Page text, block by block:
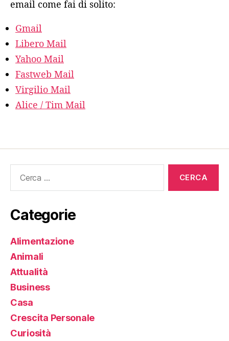
email come fai di solito:
Gmail
Libero Mail
Yahoo Mail
Fastweb Mail
Virgilio Mail
Alice / Tim Mail
Categorie
Alimentazione
Animali
Attualità
Business
Casa
Crescita Personale
Curiosità